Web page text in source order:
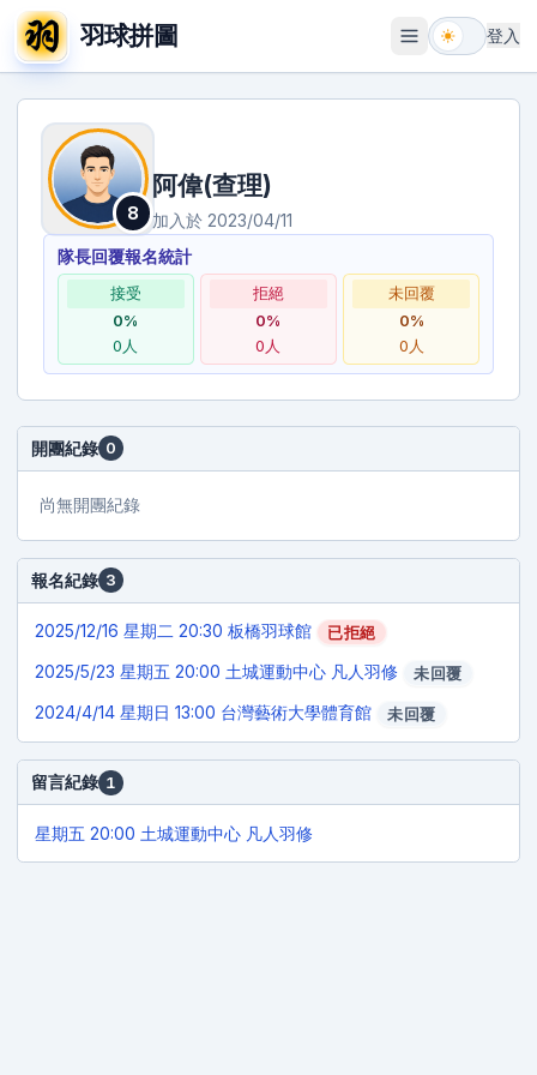
羽球拼圖 開啟選單
登入
8
阿偉(查理)
加入於 2023/04/11
隊長回覆報名統計
接受
0%
0 人
拒絕
0%
0 人
未回覆
0%
0 人
開團紀錄 0
尚無開團紀錄
報名紀錄 3
2025/12/16 星期二 20:30 板橋羽球館 已拒絕
2025/5/23 星期五 20:00 土城運動中心 凡人羽修 未回覆
2024/4/14 星期日 13:00 台灣藝術大學體育館 未回覆
留言紀錄 1
星期五 20:00 土城運動中心 凡人羽修